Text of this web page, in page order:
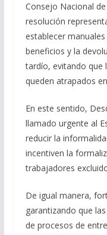
Consejo Nacional de
resolución
establecer
beneficios y la
tardío, evitando que
queden atrapados
En este sentido,
llamado urgente al
reducir la
incentiven la
trabajadores
De igual manera,
garantizando que
de procesos de